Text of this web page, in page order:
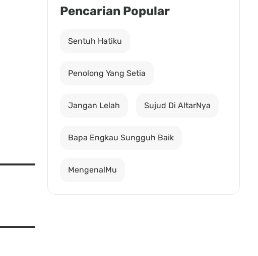
Pencarian Popular
Sentuh Hatiku
Penolong Yang Setia
Jangan Lelah Sujud Di AltarNya
Bapa Engkau Sungguh Baik
MengenalMu